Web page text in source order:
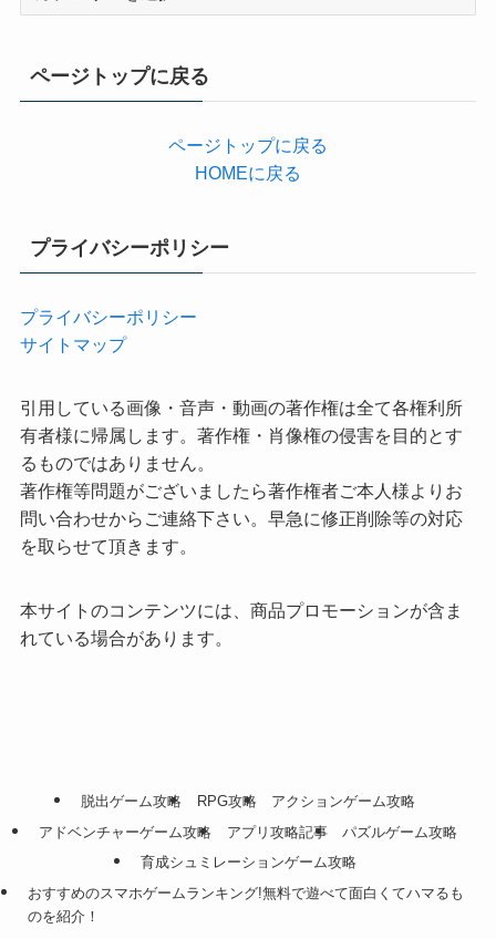
ページトップに戻る
ページトップに戻る
HOMEに戻る
プライバシーポリシー
プライバシーポリシー
サイトマップ
引用している画像・音声・動画の著作権は全て各権利所
有者様に帰属します。著作権・肖像権の侵害を目的とす
るものではありません。
著作権等問題がございましたら著作権者ご本人様よりお
問い合わせからご連絡下さい。早急に修正削除等の対応
を取らせて頂きます。
本サイトのコンテンツには、商品プロモーションが含ま
れている場合があります。
脱出ゲーム攻略 RPG攻略
アクションゲーム攻略
アドベンチャーゲーム攻略
アプリ攻略記事
パズルゲーム攻略
育成シュミレーションゲーム攻略
おすすめのスマホゲームランキング!無料で遊べて面白くてハマるも
のを紹介！